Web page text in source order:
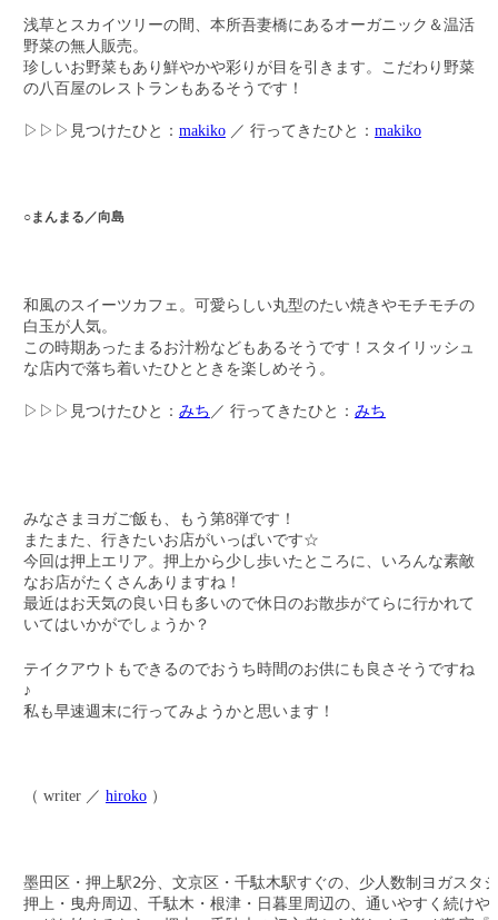
浅草とスカイツリーの間、本所吾妻橋にあるオーガニック＆温活
野菜の無人販売。
珍しいお野菜もあり鮮やかや彩りが目を引きます。こだわり野菜
の八百屋のレストランもあるそうです！
▷▷▷見つけたひと： makiko／ 行ってきたひと： makiko
○まんまる／向島
和風のスイーツカフェ。可愛らしい丸型のたい焼きやモチモチの
白玉が人気。
この時期あったまるお汁粉などもあるそうです！スタイリッシュ
な店内で落ち着いたひとときを楽しめそう。
▷▷▷見つけたひと： みち ／ 行ってきたひと： みち
みなさまヨガご飯も、もう第8弾です！
またまた、行きたいお店がいっぱいです☆
今回は押上エリア。押上から少し歩いたところに、いろんな素敵
なお店がたくさんありますね！
最近はお天気の良い日も多いので休日のお散歩がてらに行かれて
いてはいかがでしょうか？
テイクアウトもできるのでおうち時間のお供にも良さそうですね
♪
私も早速週末に行ってみようかと思います！
（ writer ／ hiroko）
墨田区・押上駅2分、文京区・千駄木駅すぐの、少人数制ヨガスタ
押上・曳舟周辺、千駄木・根津・日暮里周辺の、通いやすく続け